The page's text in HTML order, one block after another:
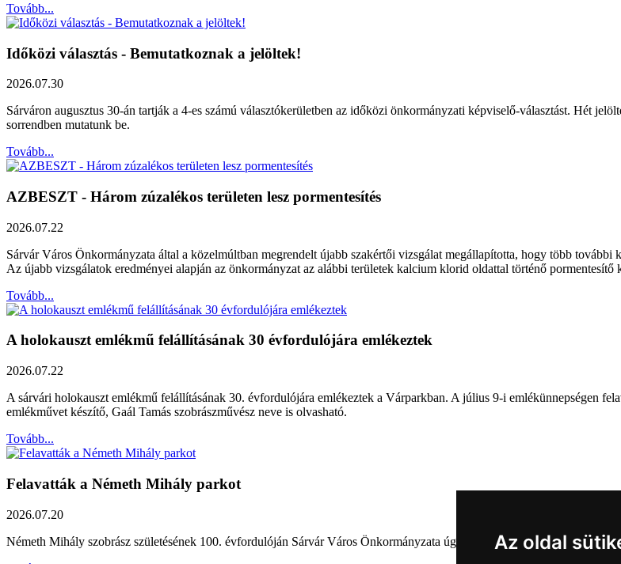
Az oldal
Tovább...
Időközi választás - Bemutatkoznak a jelöltek!
2026.07.30
Sárváron augusztus 30-án tartják a 4-es számú választókerületben az időközi önkormányzati képviselő-választást. Hét
sorrendben mutatunk be.
Tovább...
AZBESZT - Három zúzalékos területen lesz pormentesítés
2026.07.22
Sárvár Város Önkormányzata által a közelmúltban megrendelt újabb szakértői vizsgálat megállapította, hogy több további
Az újabb vizsgálatok eredményei alapján az önkormányzat az alábbi területek kalcium klorid oldattal történő pormentesítő
Tovább...
A holokauszt emlékmű felállításának 30 évfordulójára emlékeztek
2026.07.22
A sárvári holokauszt emlékmű felállításának 30. évfordulójára emlékeztek a Várparkban. A július 9-i emlékünnepségen
emlékművet készítő, Gaál Tamás szobrászművész neve is olvasható.
Tovább...
Felavatták a Németh Mihály parkot
2026.07.20
Németh Mihály szobrász születésének 100. évfordulóján Sárvár Város Önkormányzata úgy határozott, hogy parkot nevez